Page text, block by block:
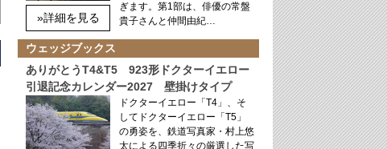
»詳細を見る
ぎます。第1部は、俳優の常盤
貴子さんと仲間由紀…
ウェッジブックス
ありがとうT4&T5 923形ドクターイエロー
引退記念カレンダー2027 壁掛けタイプ
ドクターイエロー「T4」、そ
してドクターイエロー「T5」
の勇姿を、鉄道写真家・村上悠
太による四季折々の厳選した写